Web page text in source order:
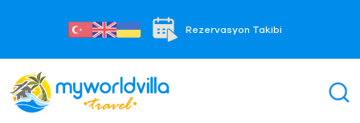
Rezervasyon Takibi